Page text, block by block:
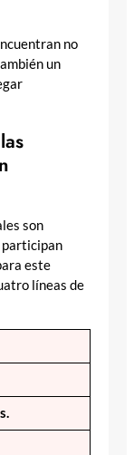
no
un
son
participan
este
líneas de